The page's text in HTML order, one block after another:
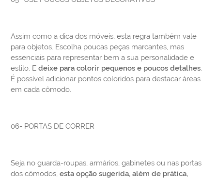
Assim como a dica dos móveis, esta regra também vale
para objetos. Escolha poucas peças marcantes, mas
essenciais para representar bem a sua personalidade e
estilo. Edeixe para colorir pequenos e poucos detalhes.
É possível adicionar pontos coloridos para destacar áreas
em cada cômodo.
06- PORTAS DE CORRER
Seja no guarda-roupas, armários, gabinetes ou nas portas
dos cômodos,esta opção sugerida, além de prática,